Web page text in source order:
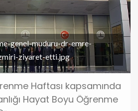
genel-muduru-dr-emre-
ziyaret-etti.jpg
Haftası kapsamında
Hayat Boyu Öğrenme